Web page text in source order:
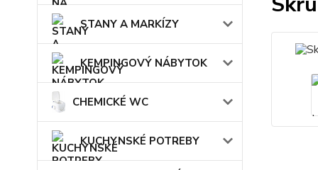
STANY A MARKÍZY
KEMPINGOVÝ NÁBYTOK
CHEMICKÉ WC
KUCHYNSKÉ POTREBY